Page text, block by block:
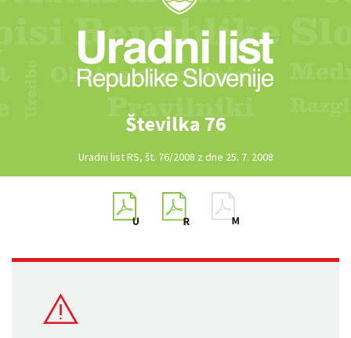
Številka 76
Uradni list RS, št. 76/2008 z dne 25. 7. 2008